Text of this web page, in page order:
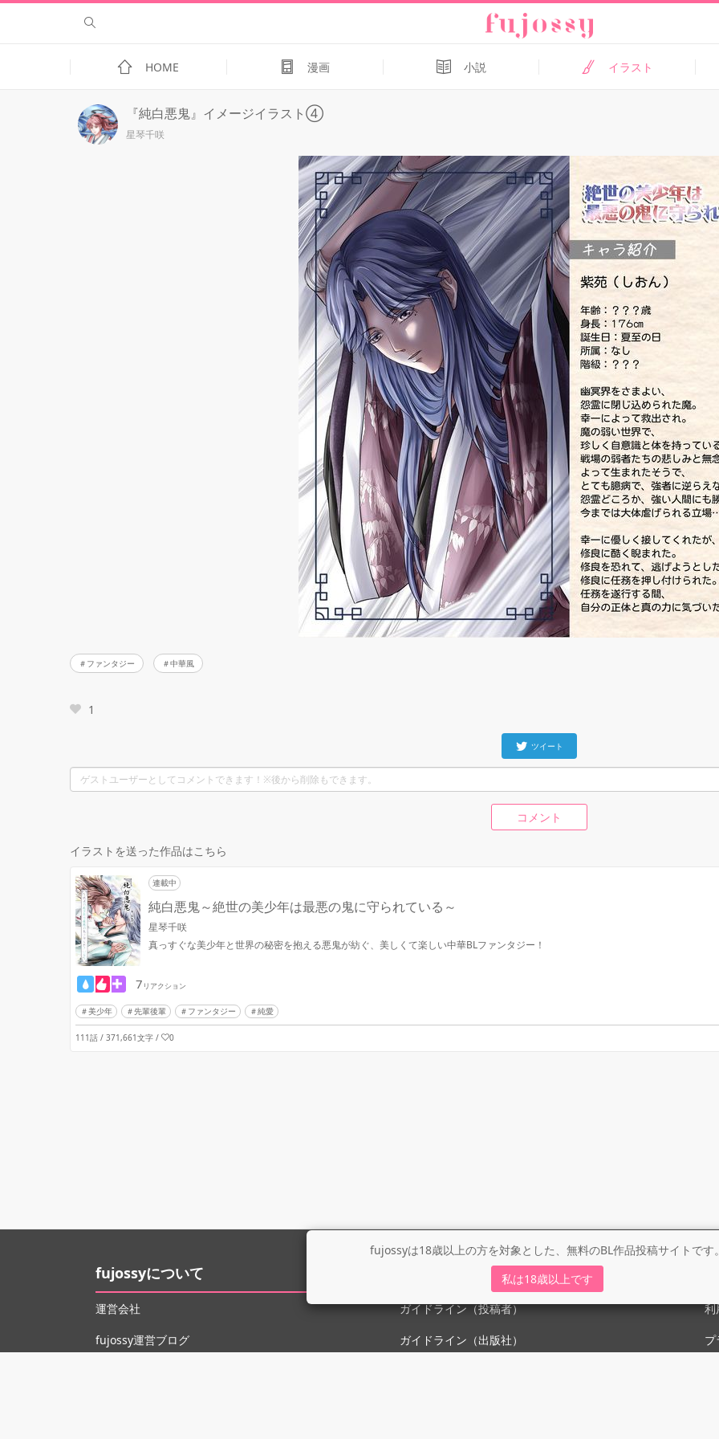
fujossyは18歳以上の方を対象とした、無料のBL作品投稿サイトです
私は18歳以上です
HOME 漫画 小説 イラスト
『純白悪鬼』イメージイラスト④
星琴千咲
ファンタジー 中華風
1
ツイート
コメント
イラストを送った作品はこちら
連載中
純白悪鬼～絶世の美少年は最悪の鬼に守られている～
星琴千咲
真っすぐな美少年と世界の秘密を抱える悪鬼が紡ぐ、美しくて楽しい中華BLファンタジー！
7 リアクション
美少年 先輩後輩 ファンタジー 純愛
111話 / 371,661文字 / 0
fujossyについて
運営会社
fujossy運営ブログ
ガイドライン（投稿者）
ガイドライン（出版社）
利